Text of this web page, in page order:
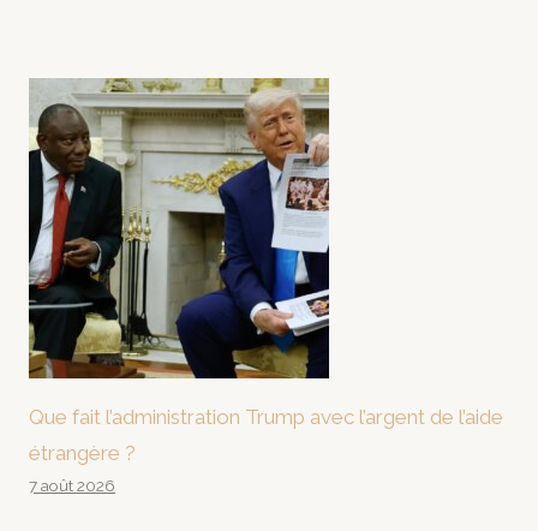
Que fait l’administration Trump avec l’argent de l’aide
étrangère ?
7 août 2026